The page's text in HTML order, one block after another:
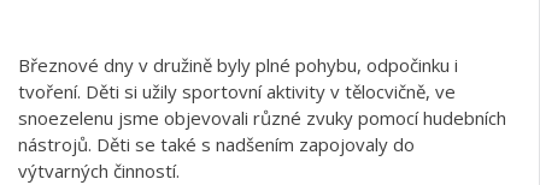
Březnové dny v družině byly plné pohybu, odpočinku i
tvoření. Děti si užily sportovní aktivity v tělocvičně, ve
snoezelenu jsme objevovali různé zvuky pomocí hudebních
nástrojů. Děti se také s nadšením zapojovaly do
výtvarných činností.